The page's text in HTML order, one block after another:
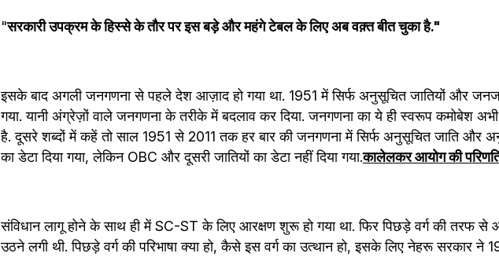
"सरकारी उपक्रम के हिस्से के तौर पर इस बड़े और महंगे टेबल के लिए अब वक़्त बीत चुका है."
इसके बाद अगली जनगणना से पहले देश आज़ाद हो गया था. 1951 में सिर्फ अनुसूचित जातियों और
गया. यानी अंग्रेज़ों वाले जनगणना के तरीके में बदलाव कर दिया. जनगणना का ये ही स्वरूप कमोबेश
है. दूसरे शब्दों में कहें तो साल 1951 से 2011 तक हर बार की जनगणना में सिर्फ अनुसूचित जाति और
का डेटा दिया गया, लेकिन OBC और दूसरी जातियों का डेटा नहीं दिया गया.कालेलकर आयोग की
संविधान लागू होने के साथ ही में SC-ST के लिए आरक्षण शुरू हो गया था. फिर पिछड़े वर्ग की तरफ से
उठने लगी थी. पिछड़े वर्ग की परिभाषा क्या हो, कैसे इस वर्ग का उत्थान हो, इसके लिए नेहरू सरकार ने